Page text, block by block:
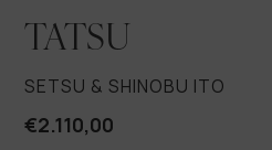
TATSU
VENDITORE
SETSU & SHINOBU ITO
Prezzo
€2.110,00